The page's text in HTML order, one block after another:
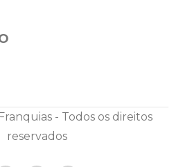
- Todos os direitos
reservados